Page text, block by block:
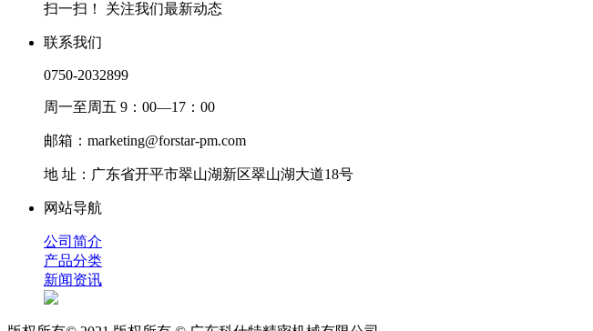
扫一扫！ 关注我们最新动态
联系我们
0750-2032899
周一至周五 9：00—17：00
邮箱：marketing@forstar-pm.com
地 址：广东省开平市翠山湖新区翠山湖大道18号
网站导航
公司简介
产品分类
新闻资讯